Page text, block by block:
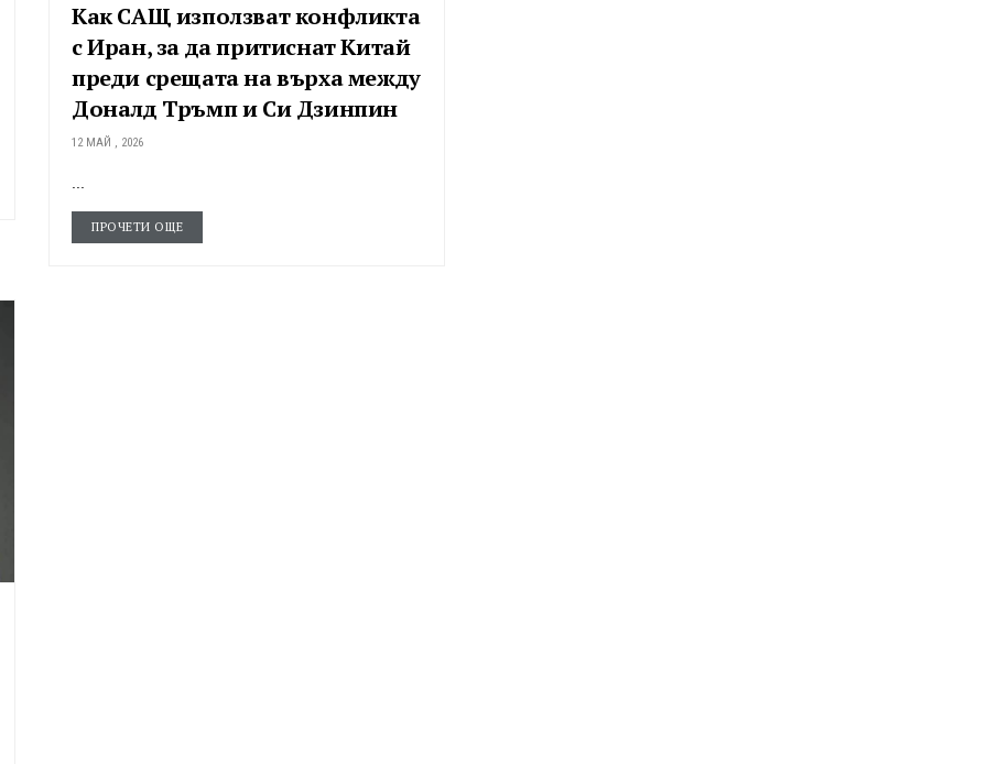
Как САЩ използват конфликта
с Иран, за да притиснат Китай
преди срещата на върха между
Доналд Тръмп и Си Дзинпин
12 МАЙ , 2026
...
ПРОЧЕТИ ОЩЕ